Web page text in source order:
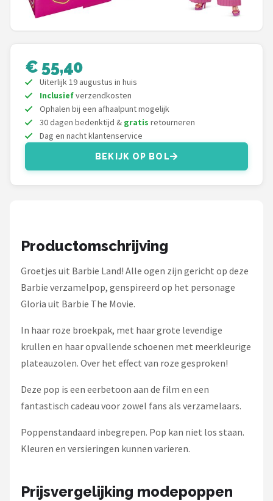
Rainbow High
Disney
Corolle
Heless
Monster High
L.O.L. Surprise!
€ 55,40
Uiterlijk 19 augustus in huis
Inclusiefverzendkosten
Ophalen bij een afhaalpunt mogelijk
30 dagen bedenktijd & gratis retourneren
Dag en nacht klantenservice
BEKIJK OP BOL
Productomschrijving
Groetjes uit Barbie Land! Alle ogen zijn gericht op deze
Barbie verzamelpop, genspireerd op het personage
Gloria uit Barbie The Movie.
In haar roze broekpak, met haar grote levendige
krullen en haar opvallende schoenen met meerkleurige
plateauzolen. Over het effect van roze gesproken!
Deze pop is een eerbetoon aan de film en een
fantastisch cadeau voor zowel fans als verzamelaars.
Poppenstandaard inbegrepen. Pop kan niet los staan.
Kleuren en versieringen kunnen varieren.
Prijsvergelijking modepoppen